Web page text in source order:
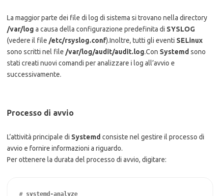
La maggior parte dei file di log di sistema si trovano nella directory
/var/log a causa della configurazione predefinita di SYSLOG
(vedere il file /etc/rsyslog.conf).Inoltre, tutti gli eventi SELinux
sono scritti nel file /var/log/audit/audit.log.Con Systemd sono
stati creati nuovi comandi per analizzare i log all’avvio e
successivamente.
Processo di avvio
L’attività principale di Systemd consiste nel gestire il processo di
avvio e fornire informazioni a riguardo.
Per ottenere la durata del processo di avvio, digitare:
# systemd-analyze